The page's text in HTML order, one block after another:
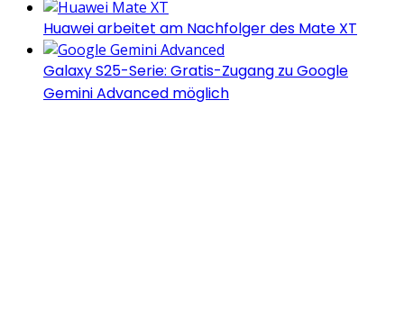
Huawei arbeitet am Nachfolger des Mate XT
Galaxy S25-Serie: Gratis-Zugang zu Google
Gemini Advanced möglich